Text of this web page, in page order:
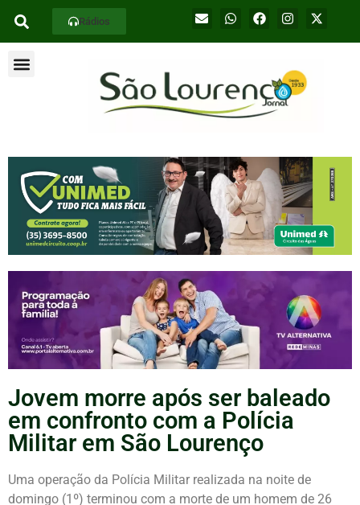
Rádios
Jovem morre após ser baleado
em confronto com a Polícia
Militar em São Lourenço
Uma operação da Polícia Militar realizada na noite de
domingo (1º) terminou com a morte de um homem de 26